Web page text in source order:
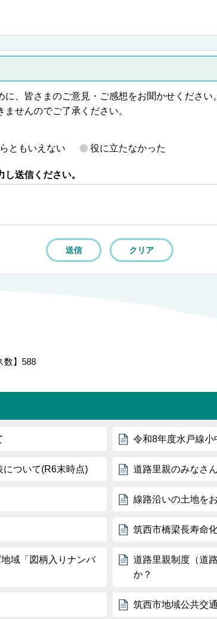
、皆さまのご意見・ご感想をお聞かせください。
せんのでご了承ください。
ともいえない 役に立たなかった
送信ください。
数】 588
令和8年度水戸線
について(R6末時点) 道路里親のみなさ
線路沿いの土地を
筑西市橋梁長寿命
域「図柄入りナンバ
道路里親制度（道
か？
筑西市地域公共交